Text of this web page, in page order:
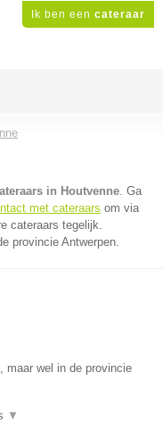
Ik ben een cateraar
in Houtvenne. Ga
met cateraars om via
cateraars tegelijk.
provincie Antwerpen.
maar wel in de provincie
▼